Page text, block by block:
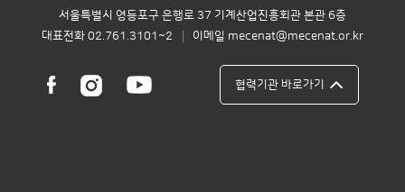
서울특별시 영등포구 은행로 37 기계산업진흥회관 본관 6층
대표전화 02.761.3101~2
이메일 mecenat@mecenat.or.kr
협력기관 바로가기